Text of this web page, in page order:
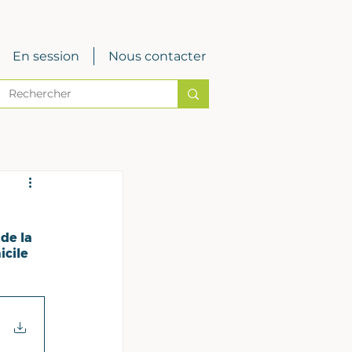
En session Nous contacter
la